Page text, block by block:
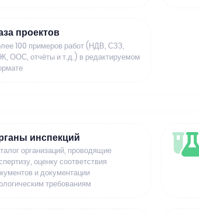
проектов
100 примеров работ (НДВ, СЗЗ,
ООС, отчёты и т.д.) в редактируемом
инспекций
организаций, проводящие
оценку соответствия
и документации
требованиям